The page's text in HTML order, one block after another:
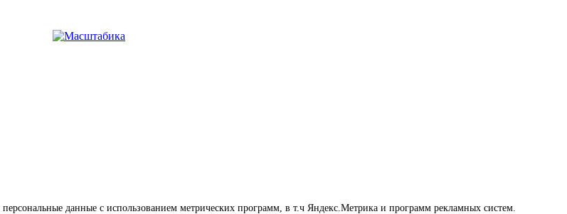
данные с использованием метрических программ, в т.ч Яндекс.Метрика и программ рекламных систем.